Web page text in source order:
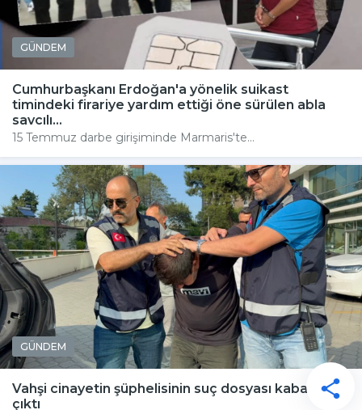
GÜNDEM
Cumhurbaşkanı Erdoğan'a yönelik suikast
timindeki firariye yardım ettiği öne sürülen abla
savcılı...
15 Temmuz darbe girişiminde Marmaris'te...
GÜNDEM
Vahşi cinayetin şüphelisinin suç dosyası kabarık
çıktı